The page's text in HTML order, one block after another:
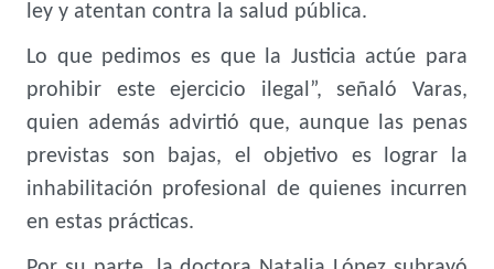
ley y atentan contra la salud pública.
Lo que pedimos es que la Justicia actúe para
prohibir este ejercicio ilegal”, señaló Varas,
quien además advirtió que, aunque las penas
previstas son bajas, el objetivo es lograr la
inhabilitación profesional de quienes incurren
en estas prácticas.